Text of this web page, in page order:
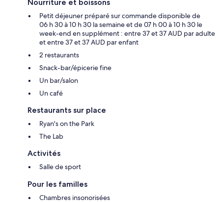
Nourriture et boissons
Petit déjeuner préparé sur commande disponible de
06 h 30 à 10 h 30 la semaine et de 07 h 00 à 10 h 30 le
week-end en supplément : entre 37 et 37 AUD par adulte
et entre 37 et 37 AUD par enfant
2 restaurants
Snack-bar/épicerie fine
Un bar/salon
Un café
Restaurants sur place
Ryan's on the Park
The Lab
Activités
Salle de sport
Pour les familles
Chambres insonorisées